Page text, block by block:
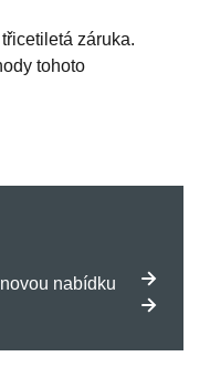
záruka.
tohoto
nabídku